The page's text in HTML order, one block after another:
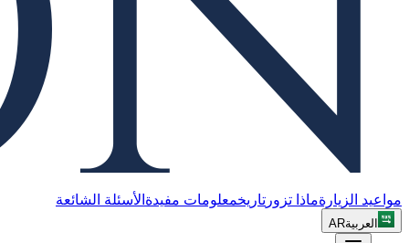
مواعيد الزيارةماذا تزور تاريخمعلومات مفيدة الأسئلة الشائعة
العربيةAR